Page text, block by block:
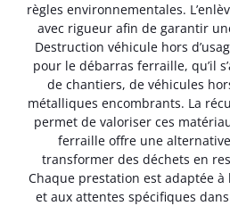
règles environnementales.
avec rigueur afin de garantir
Destruction véhicule hors
pour le débarras ferraille, qu’il
de chantiers, de véhicules
métalliques encombrants. La
permet de valoriser ces
ferraille offre une
transformer des déchets en
Chaque prestation est adaptée
et aux attentes spécifiques